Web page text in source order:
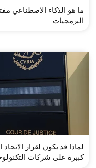
ما هو الذكاء الاصطناعي
البرمجيات
لماذا قد يكون لقرار
كبيرة على شركات